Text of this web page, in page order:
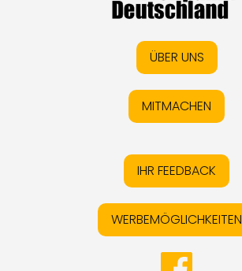
ÜBER UNS
MITMACHEN
IHR FEEDBACK
WERBEMÖGLICHKEITEN